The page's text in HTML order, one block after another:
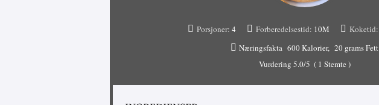
Porsjoner: 4 Forberedelsestid: 10M Koketid:
Næringsfakta 600 Kalorier
20 grams Fett
Vurdering 5.0/5 ( 1 Stemte )